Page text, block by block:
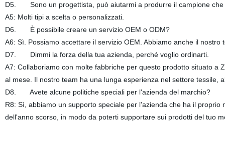
D5. Sono un progettista, può aiutarmi a produrre il campione che
A5: Molti tipi a scelta o personalizzati.
D6. È possibile creare un servizio OEM o ODM?
A6: Sì. Possiamo accettare il servizio OEM. Abbiamo anche il
D7. Dimmi la forza della tua azienda, perché voglio ordinarti.
A7: Collaboriamo con molte fabbriche per questo prodotto situato
al mese. Il nostro team ha una lunga esperienza nel settore tessile,
D8. Avete alcune politiche speciali per l'azienda del marchio?
R8: Sì, abbiamo un supporto speciale per l'azienda che ha il
dell'anno scorso, in modo da poterti supportare sui prodotti del